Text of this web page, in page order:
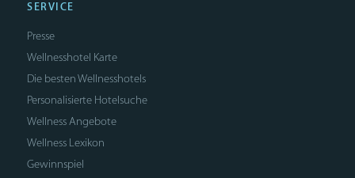
SERVICE
Presse
Wellnesshotel Karte
Die besten Wellnesshotels
Personalisierte Hotelsuche
Wellness Angebote
Wellness Lexikon
Gewinnspiel